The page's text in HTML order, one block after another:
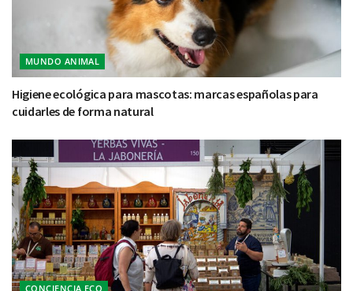
MUNDO ANIMAL
Higiene ecológica para mascotas: marcas españolas para
cuidarles de forma natural
CONCIENCIA ECO